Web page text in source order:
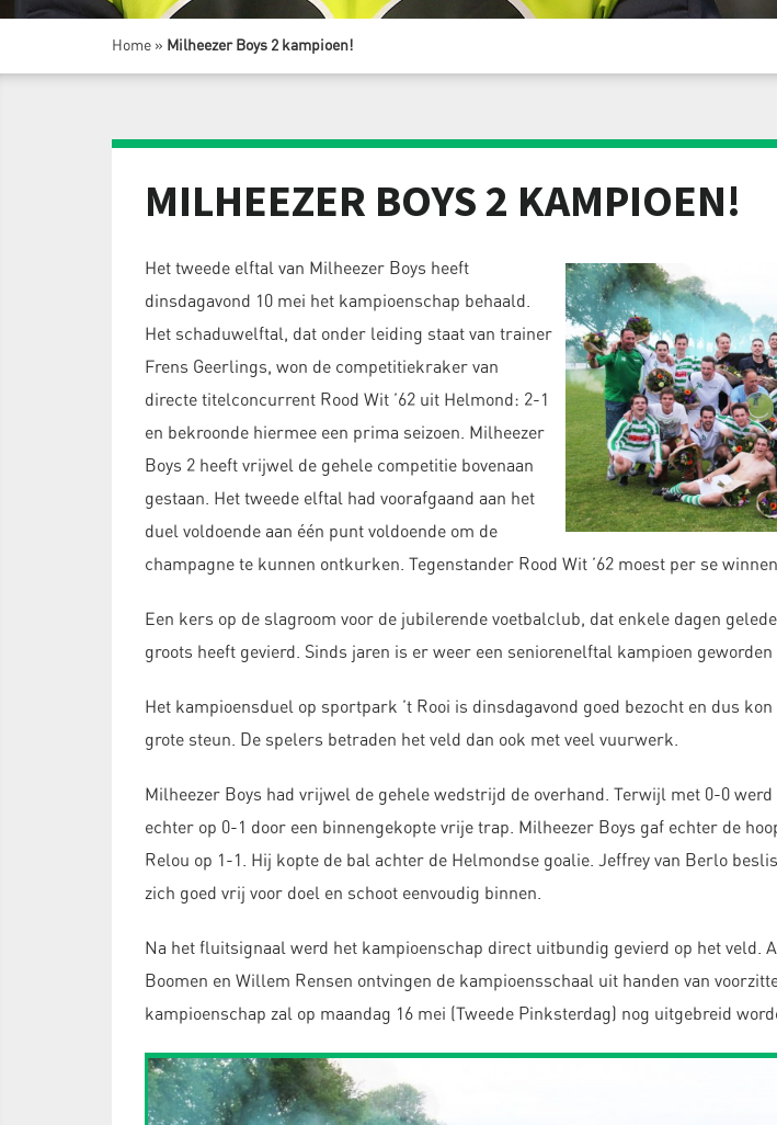
Home » Milheezer Boys 2 kampioen!
MILHEEZER BOYS 2 KAMPIOEN!
Het tweede elftal van Milheezer Boys heeft
dinsdagavond 10 mei het kampioenschap behaald.
Het schaduwelftal, dat onder leiding staat van trainer
Frens Geerlings, won de competitiekraker van
directe titelconcurrent Rood Wit ’62 uit Helmond: 2-1
en bekroonde hiermee een prima seizoen. Milheezer
Boys 2 heeft vrijwel de gehele competitie bovenaan
gestaan. Het tweede elftal had voorafgaand aan het
duel voldoende aan één punt voldoende om de
champagne te kunnen ontkurken. Tegenstander Rood Wit ’62 moest per se
Een kers op de slagroom voor de jubilerende voetbalclub, dat enkele dagen
groots heeft gevierd. Sinds jaren is er weer een seniorenelftal kampioen
Het kampioensduel op sportpark ’t Rooi is dinsdagavond goed bezocht en dus
grote steun. De spelers betraden het veld dan ook met veel vuurwerk.
Milheezer Boys had vrijwel de gehele wedstrijd de overhand. Terwijl met 0-0
echter op 0-1 door een binnengekopte vrije trap. Milheezer Boys gaf echter de
Relou op 1-1. Hij kopte de bal achter de Helmondse goalie. Jeffrey van Berlo
zich goed vrij voor doel en schoot eenvoudig binnen.
Na het fluitsignaal werd het kampioenschap direct uitbundig gevierd op het veld.
Boomen en Willem Rensen ontvingen de kampioensschaal uit handen van
kampioenschap zal op maandag 16 mei (Tweede Pinksterdag) nog uitgebreid